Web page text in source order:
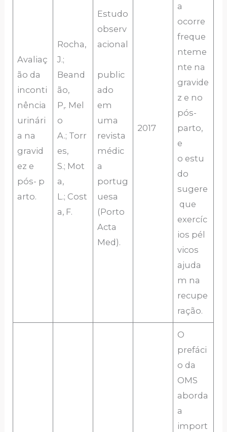
Avaliaç
ão da
inconti
nência
urinári
a na
gravid
ez e
pós- p
arto.
Rocha,
J.;
Beand
ão,
P,. Mel
o
A.; Torr
es,
S.; Mot
a,
L.; Cost
a, F.
Estudo
observ
acional
public
ado
em
uma
revista
médic
a
portug
uesa
(Porto
Acta
Med).
2017
a
ocorre
freque
nteme
nte na
gravide
z e no
pós-
parto,
e
o estu
do
sugere
que
exercíc
ios pél
vicos
ajuda
m na
recupe
ração.
O
prefáci
o da
OMS
aborda
a
import